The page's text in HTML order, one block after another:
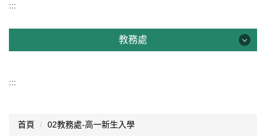
:::
教務處
線上行事曆
:::
首頁 02教務處-高一新生入學